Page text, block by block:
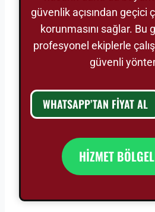
güvenlik açısından geçici
korunmasını sağlar. Bu
profesyonel ekiplerle
güvenli
WHATSAPP’TAN FİYAT AL
HİZMET